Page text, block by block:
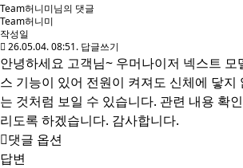
Team허니미님의 댓글
Team허니미
작성일
26.05.04. 08:51. 답글쓰기
안녕하세요 고객님~ 우머나이저 넥스트 모
스 기능이 있어 전원이 켜져도 신체에 닿지
는 것처럼 보일 수 있습니다. 관련 내용 확
리도록 하겠습니다. 감사합니다.
댓글 옵션
답변